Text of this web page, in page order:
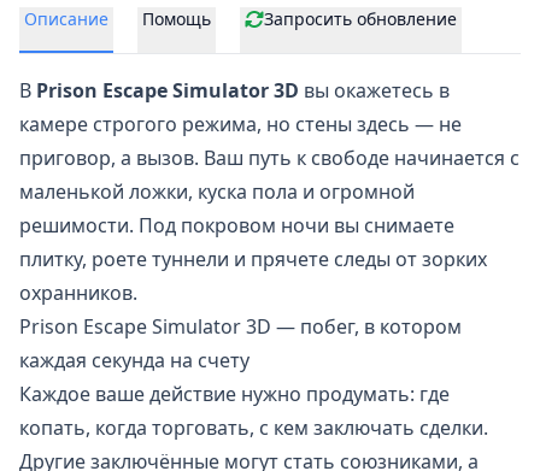
Описание Помощь Запросить обновление
В Prison Escape Simulator 3D вы окажетесь в
камере строгого режима, но стены здесь — не
приговор, а вызов. Ваш путь к свободе начинается с
маленькой ложки, куска пола и огромной
решимости. Под покровом ночи вы снимаете
плитку, роете туннели и прячете следы от зорких
охранников.
Prison Escape Simulator 3D — побег, в котором
каждая секунда на счету
Каждое ваше действие нужно продумать: где
копать, когда торговать, с кем заключать сделки.
Другие заключённые могут стать союзниками, а